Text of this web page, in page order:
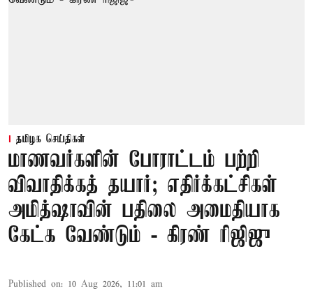
தமிழக செய்திகள்
மாணவர்களின் போராட்டம் பற்றி
விவாதிக்கத் தயார்; எதிர்க்கட்சிகள்
அமித்ஷாவின் பதிலை அமைதியாக
கேட்க வேண்டும் - கிரண் ரிஜிஜு
Published on: 10 Aug 2026, 11:01 am